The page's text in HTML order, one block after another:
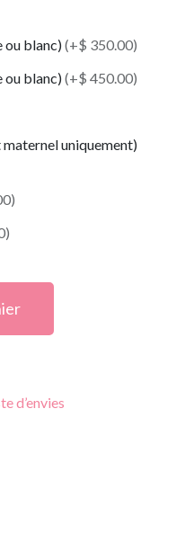
ou blanc)(+$ 350.00)
ou blanc)(+$ 450.00)
uniquement)
d’envies